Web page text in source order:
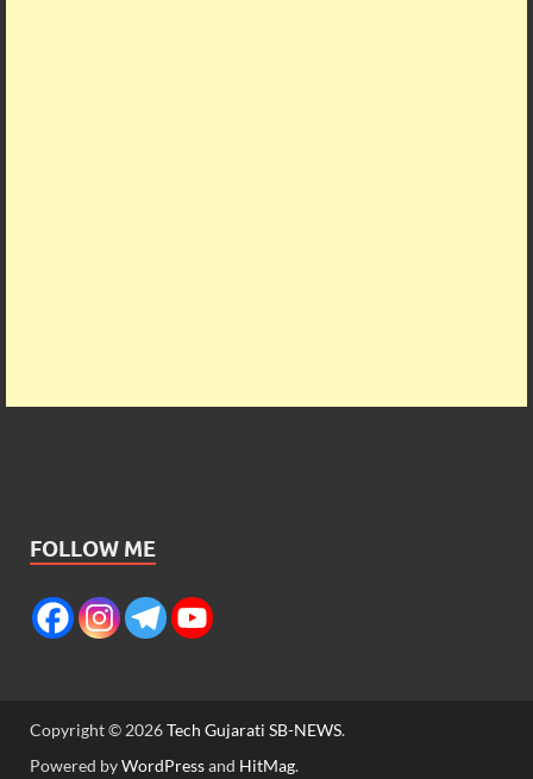
FOLLOW ME
Copyright © 2026Tech Gujarati SB-NEWS.
Powered byWordPressand HitMag.